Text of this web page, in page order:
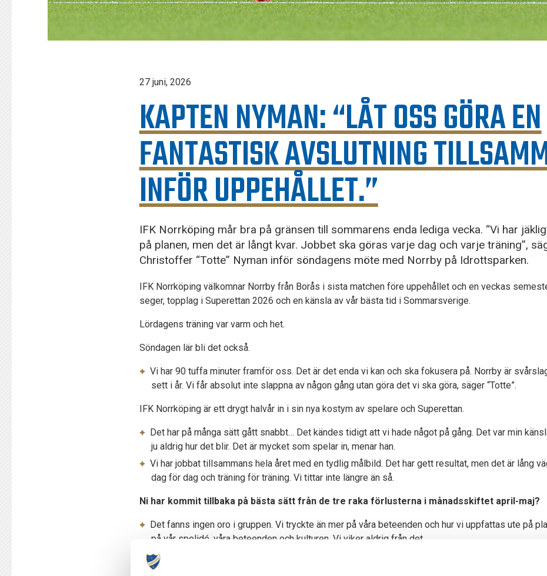
27 juni, 2026
KAPTEN NYMAN: “LÅT OSS GÖRA EN
FANTASTISK AVSLUTNING
INFÖR UPPEHÅLLET.”
IFK Norrköping mår bra på gränsen till sommarens enda lediga vecka. “Vi har
på planen, men det är långt kvar. Jobbet ska göras varje dag och varje träning”,
Christoffer “Totte” Nyman inför söndagens möte med Norrby på Idrottsparken.
IFK Norrköping välkomnar Norrby från Borås i sista matchen före uppehållet och en veckas
seger, topplag i Superettan 2026 och en känsla av vår bästa tid i Sommarsverige.
Lördagens träning var varm och het.
Söndagen lär bli det också.
Vi har 90 tuffa minuter framför oss. Det är det enda vi kan och ska fokusera på. Norrby är
sett i år. Vi får absolut inte slappna av någon gång utan göra det vi ska göra, säger “Totte”.
IFK Norrköping är ett drygt halvår in i sin nya kostym av spelare och Superettan.
Det har på många sätt gått snabbt… Det kändes tidigt att vi hade något på gång. Det var min
ju aldrig hur det blir. Det är mycket som spelar in, menar han.
Vi har jobbat tillsammans hela året med en tydlig målbild. Det har gett resultat, men det är lång
dag för dag och träning för träning. Vi tittar inte längre än så.
Ni har kommit tillbaka på bästa sätt från de tre raka förlusterna i månadsskiftet april-maj?
Det fanns ingen oro i gruppen. Vi tryckte än mer på våra beteenden och hur vi uppfattas ute på
på vår spelidé, våra beteenden och kulturen. Vi viker aldrig från det.
…och nu är det sex segrar och två oavgjorda de åtta senaste matcherna?